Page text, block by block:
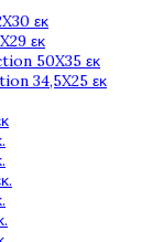
εκ
εκ
50X35 εκ
34,5X25 εκ